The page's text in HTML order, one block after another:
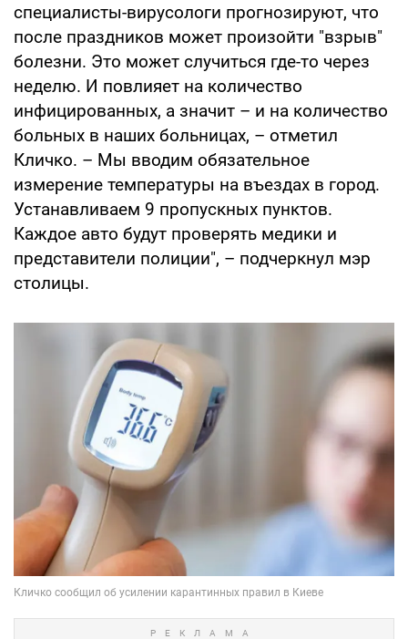
специалисты-вирусологи прогнозируют, что
после праздников может произойти "взрыв"
болезни. Это может случиться где-то через
неделю. И повлияет на количество
инфицированных, а значит – и на количество
больных в наших больницах, – отметил
Кличко. – Мы вводим обязательное
измерение температуры на въездах в город.
Устанавливаем 9 пропускных пунктов.
Каждое авто будут проверять медики и
представители полиции", – подчеркнул мэр
столицы.